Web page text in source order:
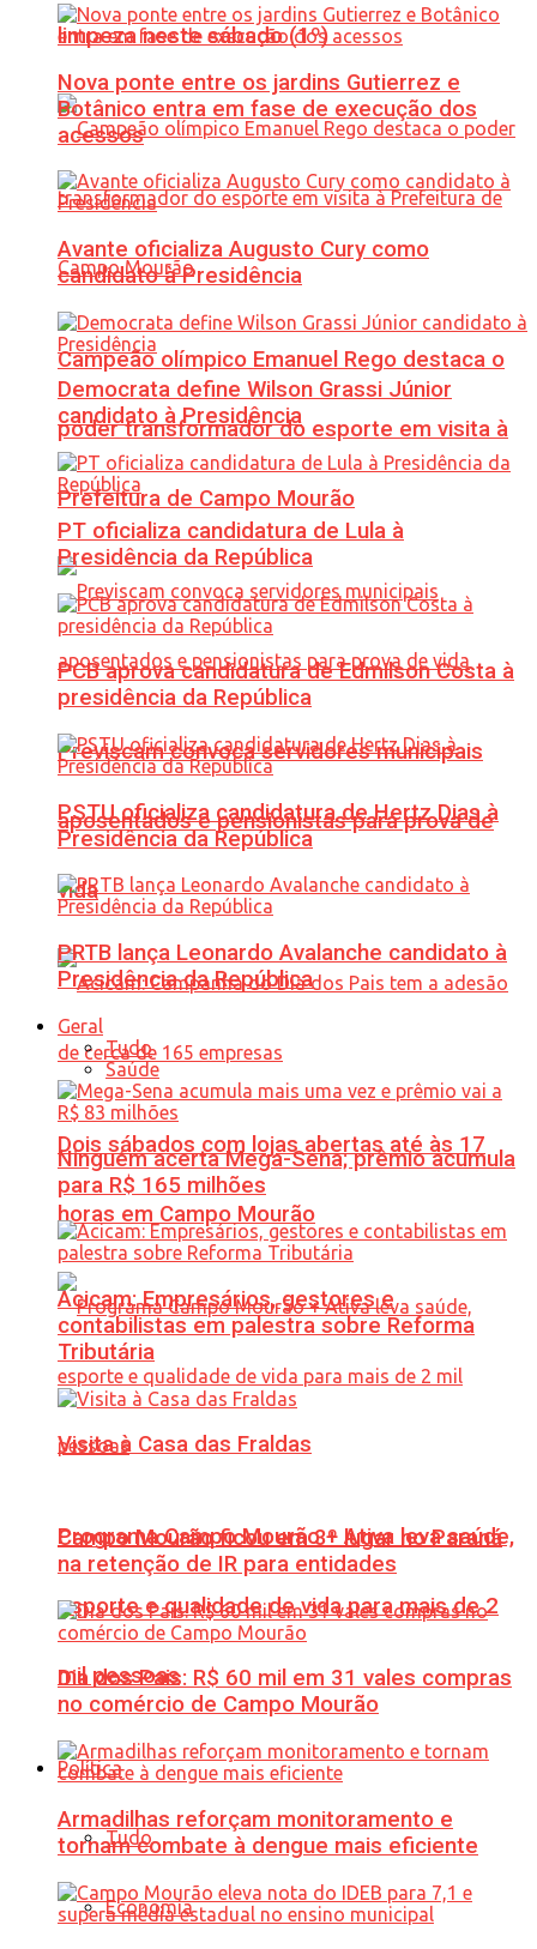
limpeza neste sábado (1º)
Campeão olímpico Emanuel Rego destaca o
poder transformador do esporte em visita à
Prefeitura de Campo Mourão
Previscam convoca servidores municipais
aposentados e pensionistas para prova de
vida
Dois sábados com lojas abertas até às 17
horas em Campo Mourão
Programa Campo Mourão + Ativa leva saúde,
esporte e qualidade de vida para mais de 2
mil pessoas
Política
Tudo
Economia
Nova ponte entre os jardins Gutierrez e
Botânico entra em fase de execução dos
acessos
Avante oficializa Augusto Cury como
candidato à Presidência
Democrata define Wilson Grassi Júnior
candidato à Presidência
PT oficializa candidatura de Lula à
Presidência da República
PCB aprova candidatura de Edmilson Costa à
presidência da República
PSTU oficializa candidatura de Hertz Dias à
Presidência da República
PRTB lança Leonardo Avalanche candidato à
Presidência da República
Geral
Tudo
Saúde
Ninguém acerta Mega-Sena; prêmio acumula
para R$ 165 milhões
Acicam: Empresários, gestores e
contabilistas em palestra sobre Reforma
Tributária
Visita à Casa das Fraldas
Campo Mourão ficou em 3º lugar no Paraná
na retenção de IR para entidades
Dia dos Pais: R$ 60 mil em 31 vales compras
no comércio de Campo Mourão
Armadilhas reforçam monitoramento e
tornam combate à dengue mais eficiente